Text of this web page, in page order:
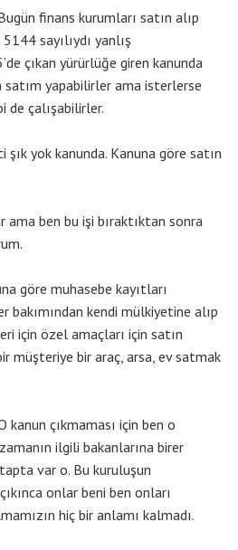
finans kurumları satın alıp
sayılıydı yanlış
çıkan yürürlüğe giren kanunda
yapabilirler ama isterlerse
de çalışabilirler.
şık yok kanunda. Kanuna göre satın
ama ben bu işi bıraktıktan sonra
göre muhasebe kayıtları
bakımından kendi mülkiyetine alıp
için özel amaçları için satın
müşteriye bir araç, arsa, ev satmak
kanun çıkmaması için ben o
ilgili bakanlarına birer
var o. Bu kuruluşun
onlar beni ben onları
hiç bir anlamı kalmadı.